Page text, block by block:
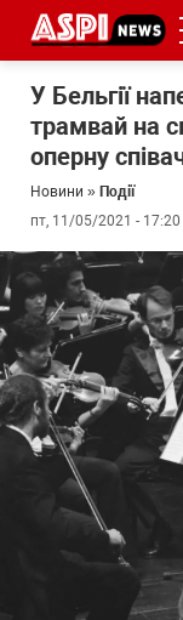
У Бельгії
трамвай на
оперну
Новини » Події
пт, 11/05/2021 - 17:20
#ООС
#боротьба
з
корупцією